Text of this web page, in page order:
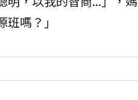
嗎？」